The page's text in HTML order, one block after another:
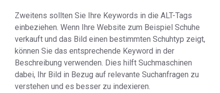
Zweitens sollten Sie Ihre Keywords in die ALT-Tags
einbeziehen. Wenn Ihre Website zum Beispiel Schuhe
verkauft und das Bild einen bestimmten Schuhtyp zeigt,
können Sie das entsprechende Keyword in der
Beschreibung verwenden. Dies hilft Suchmaschinen
dabei, Ihr Bild in Bezug auf relevante Suchanfragen zu
verstehen und es besser zu indexieren.